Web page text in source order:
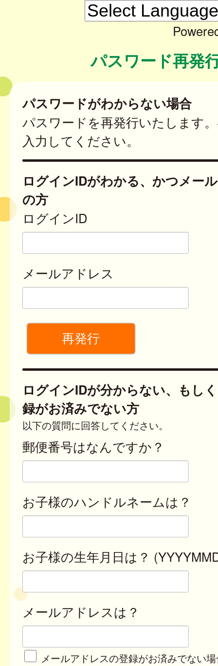
パスワード再発
パスワードがわからない場合
パスワードを再発行いたします
入力してください。
ログインIDがわかる、かつメー
の方
ログインID
メールアドレス
ログインIDが分からない、もし
録がお済みでない方
以下の質問に回答してください。
郵便番号はなんですか？
お子様のハンドルネームは？
お子様の生年月日は？
メールアドレスは？
メールアドレスの登録がお済みでない